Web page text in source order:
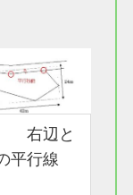
右辺と
平行線